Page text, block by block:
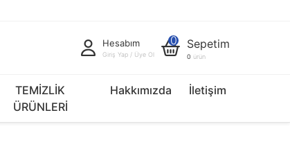
Hesabım
Giriş Yap / Üye Ol
0 Sepetim
0 ürün
TEMİZLİK
ÜRÜNLERİ
Hakkımızda İletişim